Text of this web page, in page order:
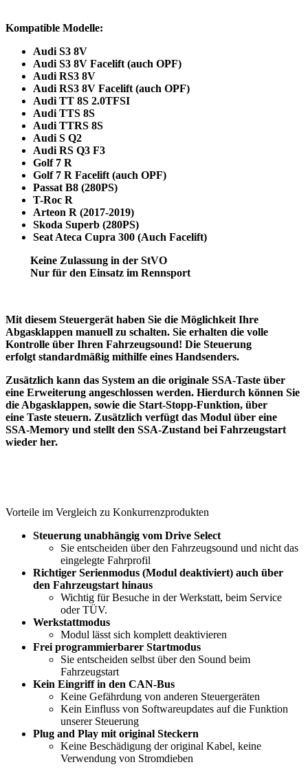
Kompatible Modelle:
Audi S3 8V
Audi S3 8V Facelift (auch OPF)
Audi RS3 8V
Audi RS3 8V Facelift (auch OPF)
Audi TT 8S 2.0TFSI
Audi TTS 8S
Audi TTRS 8S
Audi S Q2
Audi RS Q3 F3
Golf 7 R
Golf 7 R Facelift (auch OPF)
Passat B8 (280PS)
T-Roc R
Arteon R (2017-2019)
Skoda Superb (280PS)
Seat Ateca Cupra 300 (Auch Facelift)
Keine Zulassung in der StVO
Nur für den Einsatz im Rennsport
Mit diesem Steuergerät haben Sie die Möglichkeit Ihre
Abgasklappen manuell zu schalten. Sie erhalten die volle
Kontrolle über Ihren Fahrzeugsound! Die Steuerung
erfolgt standardmäßig mithilfe eines Handsenders.
Zusätzlich kann das System an die originale SSA-Taste über
eine Erweiterung angeschlossen werden. Hierdurch können Sie
die Abgasklappen, sowie die Start-Stopp-Funktion, über
eine Taste steuern. Zusätzlich verfügt das Modul über eine
SSA-Memory und stellt den SSA-Zustand bei Fahrzeugstart
wieder her.
Vorteile im Vergleich zu Konkurrenzprodukten
Steuerung unabhängig vom Drive Select
Sie entscheiden über den Fahrzeugsound und nicht das
eingelegte Fahrprofil
Richtiger Serienmodus (Modul deaktiviert) auch über
den Fahrzeugstart hinaus
Wichtig für Besuche in der Werkstatt, beim Service
oder TÜV.
Werkstattmodus
Modul lässt sich komplett deaktivieren
Frei programmierbarer Startmodus
Sie entscheiden selbst über den Sound beim
Fahrzeugstart
Kein Eingriff in den CAN-Bus
Keine Gefährdung von anderen Steuergeräten
Kein Einfluss von Softwareupdates auf die Funktion
unserer Steuerung
Plug and Play mit original Steckern
Keine Beschädigung der original Kabel, keine
Verwendung von Stromdieben